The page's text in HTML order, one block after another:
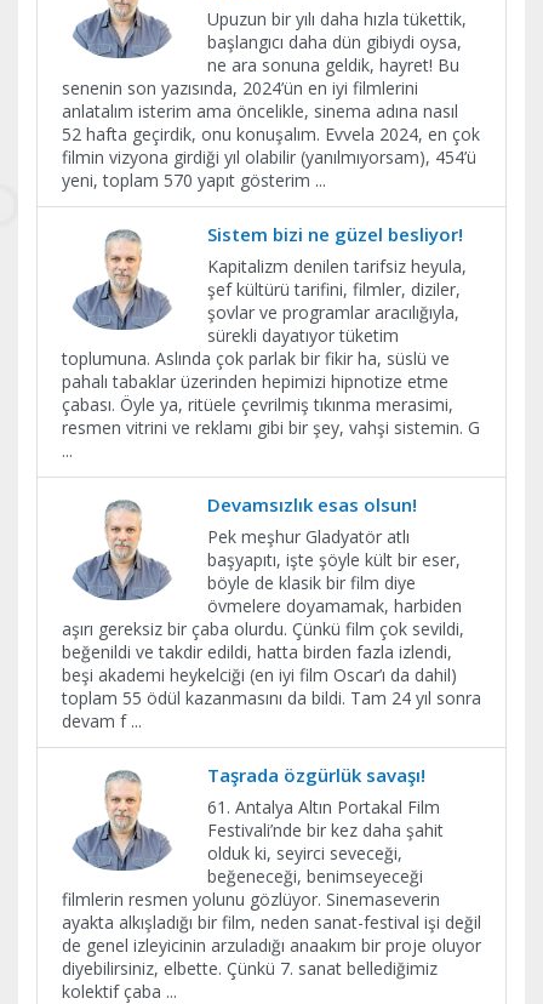
Upuzun bir yılı daha hızla tükettik,
başlangıcı daha dün gibiydi oysa,
ne ara sonuna geldik, hayret! Bu
senenin son yazısında, 2024’ün en iyi filmlerini
anlatalım isterim ama öncelikle, sinema adına nasıl
52 hafta geçirdik, onu konuşalım. Evvela 2024, en çok
filmin vizyona girdiği yıl olabilir (yanılmıyorsam), 454’ü
yeni, toplam 570 yapıt gösterim ...
Sistem bizi ne güzel besliyor!
Kapitalizm denilen tarifsiz heyula,
şef kültürü tarifini, filmler, diziler,
şovlar ve programlar aracılığıyla,
sürekli dayatıyor tüketim
toplumuna. Aslında çok parlak bir fikir ha, süslü ve
pahalı tabaklar üzerinden hepimizi hipnotize etme
çabası. Öyle ya, ritüele çevrilmiş tıkınma merasimi,
resmen vitrini ve reklamı gibi bir şey, vahşi sistemin. G
...
Devamsızlık esas olsun!
Pek meşhur Gladyatör atlı
başyapıtı, işte şöyle kült bir eser,
böyle de klasik bir film diye
övmelere doyamamak, harbiden
aşırı gereksiz bir çaba olurdu. Çünkü film çok sevildi,
beğenildi ve takdir edildi, hatta birden fazla izlendi,
beşi akademi heykelciği (en iyi film Oscar’ı da dahil)
toplam 55 ödül kazanmasını da bildi. Tam 24 yıl sonra
devam f ...
Taşrada özgürlük savaşı!
61. Antalya Altın Portakal Film
Festivali’nde bir kez daha şahit
olduk ki, seyirci seveceği,
beğeneceği, benimseyeceği
filmlerin resmen yolunu gözlüyor. Sinemaseverin
ayakta alkışladığı bir film, neden sanat-festival işi değil
de genel izleyicinin arzuladığı anaakım bir proje oluyor
diyebilirsiniz, elbette. Çünkü 7. sanat bellediğimiz
kolektif çaba ...